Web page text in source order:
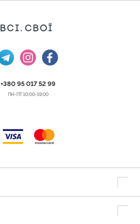
+380 95 017 52 99
ПН-ПТ 10:00-19:00